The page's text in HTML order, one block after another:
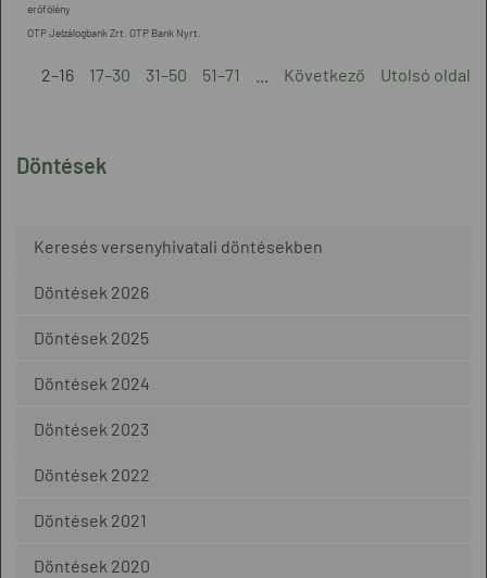
Döntések
Keresés versenyhivatali döntésekben
Döntések 2026
Döntések 2025
Döntések 2024
Döntések 2023
Döntések 2022
Döntések 2021
Döntések 2020
OTP Jelzálogbank Zrt. OTP Bank Nyrt.
erőfölény
2–16 17–30 31–50 51–71 Következő Utolsó oldal